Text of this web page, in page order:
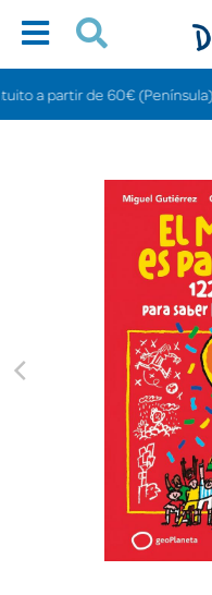
partir de 60€ (Península).